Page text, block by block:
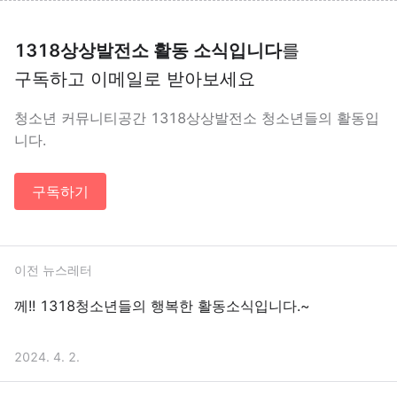
1318상상발전소 활동 소식입니다를
구독하고 이메일로 받아보세요
청소년 커뮤니티공간 1318상상발전소 청소년들의 활동입
니다.
구독하기
이전 뉴스레터
께!! 1318청소년들의 행복한 활동소식입니다.~
2024. 4. 2.